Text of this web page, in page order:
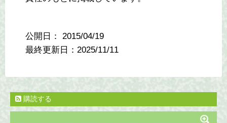
公開日： 2015/04/19
最終更新日：2025/11/11
購読する